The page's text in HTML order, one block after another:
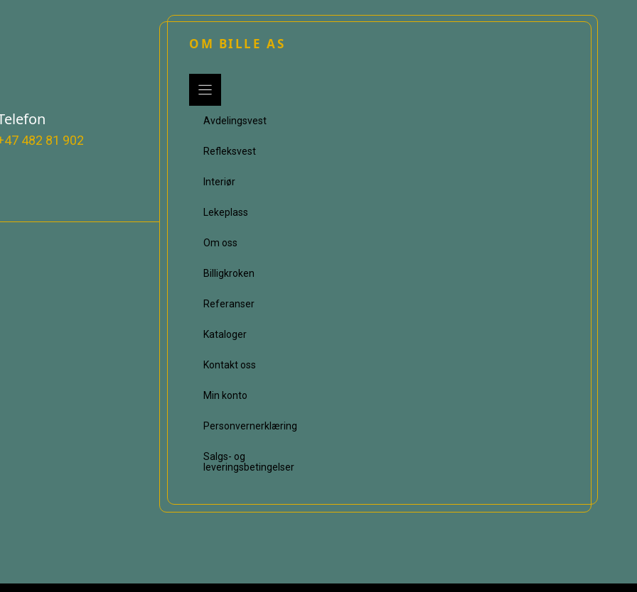
482 81 902
OM BILLE AS
Avdelingsvest
Refleksvest
Interiør
Lekeplass
Om oss
Billigkroken
Referanser
Kataloger
Kontakt oss
Min konto
Personvernerklæring
Salgs- og
leveringsbetingelser